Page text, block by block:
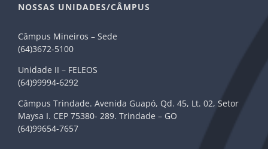
NOSSAS UNIDADES/CÂMPUS
Câmpus Mineiros – Sede
(64)3672-5100
Unidade II – FELEOS
(64)99994-6292
Câmpus Trindade. Avenida Guapó, Qd. 45, Lt. 02, Setor
Maysa I. CEP 75380- 289. Trindade – GO
(64)99654-7657